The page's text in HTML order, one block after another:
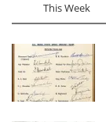
This Week